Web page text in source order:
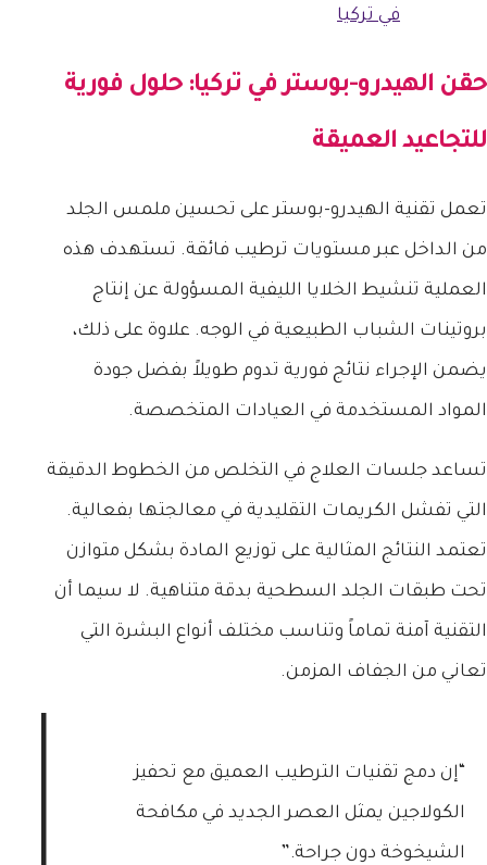
في تركيا
حقن الهيدرو-بوستر في تركيا: حلول فورية
للتجاعيد العميقة
تعمل تقنية الهيدرو-بوستر على تحسين ملمس الجلد
من الداخل عبر مستويات ترطيب فائقة. تستهدف هذه
العملية تنشيط الخلايا الليفية المسؤولة عن إنتاج
بروتينات الشباب الطبيعية في الوجه. علاوة على ذلك،
يضمن الإجراء نتائج فورية تدوم طويلاً بفضل جودة
المواد المستخدمة في العيادات المتخصصة.
تساعد جلسات العلاج في التخلص من الخطوط الدقيقة
التي تفشل الكريمات التقليدية في معالجتها بفعالية.
تعتمد النتائج المثالية على توزيع المادة بشكل متوازن
تحت طبقات الجلد السطحية بدقة متناهية. لا سيما أن
التقنية آمنة تماماً وتناسب مختلف أنواع البشرة التي
تعاني من الجفاف المزمن.
“إن دمج تقنيات الترطيب العميق مع تحفيز
الكولاجين يمثل العصر الجديد في مكافحة
الشيخوخة دون جراحة.”